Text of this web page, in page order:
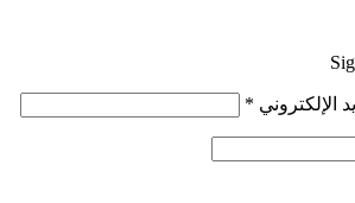
الإلكتروني *